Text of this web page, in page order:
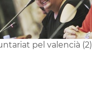
pel valencià (2)